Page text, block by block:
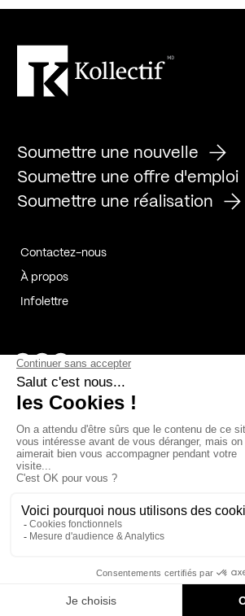
Soumettre une nouvelle
Soumettre une offre d'emploi
Soumettre une réalisation
Contactez-nous
À propos
Infolettre
Page Facebook de Kollectif
Page Instagram de Kollectif
Page Linkedin de Kollectif
Bâtiment-Durable-Québec-1
Esquisses-1IRAC-1
MP-1 v2com-1
Cookies